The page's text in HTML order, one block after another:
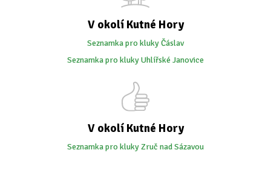
V okolí Kutné Hory
Seznamka pro kluky Čáslav
Seznamka pro kluky Uhlířské Janovice
V okolí Kutné Hory
Seznamka pro kluky Zruč nad Sázavou